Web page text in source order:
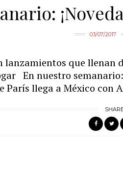
03/07/2017
lanzamientos que llenan
En nuestro
París llega a México con